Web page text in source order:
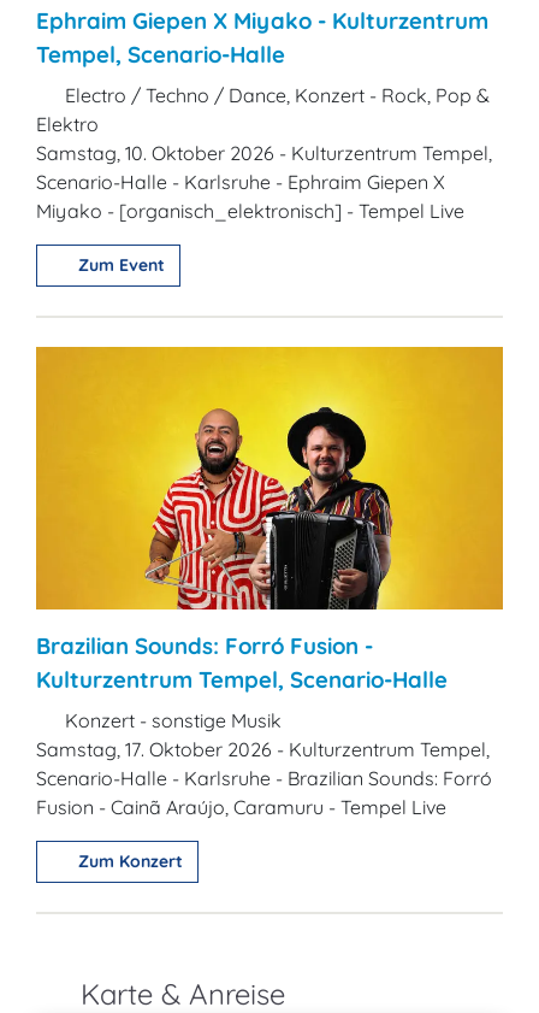
Ephraim Giepen X Miyako - Kulturzentrum
Tempel, Scenario-Halle
Electro / Techno / Dance, Konzert - Rock, Pop &
Elektro
Samstag, 10. Oktober 2026 - Kulturzentrum Tempel,
Scenario-Halle - Karlsruhe - Ephraim Giepen X
Miyako - [organisch_elektronisch] - Tempel Live
Zum Event
Brazilian Sounds: Forró Fusion -
Kulturzentrum Tempel, Scenario-Halle
Konzert - sonstige Musik
Samstag, 17. Oktober 2026 - Kulturzentrum Tempel,
Scenario-Halle - Karlsruhe - Brazilian Sounds: Forró
Fusion - Cainã Araújo, Caramuru - Tempel Live
Zum Konzert
Karte & Anreise